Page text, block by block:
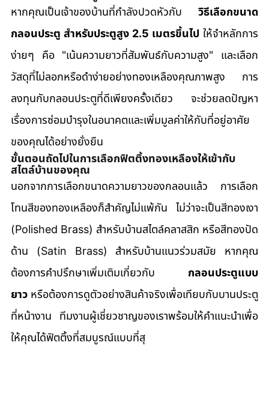
หากคุณเป็นเจ้าของบ้านที่กำลังปวดหัวกับ วิธีเลือกขนาด
กลอนประตู สำหรับประตูสูง 2.5 เมตรขึ้นไป ให้จำหลักการ
ง่ายๆ คือ "เน้นความยาวที่สัมพันธ์กับความสูง" และเลือก
วัสดุที่ไม่ลอกหรือดำง่ายอย่างทองเหลืองคุณภาพสูง การ
ลงทุนกับกลอนประตูที่ดีเพียงครั้งเดียว จะช่วยลดปัญหา
เรื่องการซ่อมบำรุงในอนาคตและเพิ่มมูลค่าให้กับที่อยู่อาศัย
ของคุณได้อย่างยั่งยืน
ขั้นตอนถัดไปในการเลือกฟิตติ้งทองเหลืองให้เข้ากับ
สไตล์บ้านของคุณ
นอกจากการเลือกขนาดความยาวของกลอนแล้ว การเลือก
โทนสีของทองเหลืองก็สำคัญไม่แพ้กัน ไม่ว่าจะเป็นสีทองเงา
(Polished Brass) สำหรับบ้านสไตล์คลาสสิก หรือสีทองปัด
ด้าน (Satin Brass) สำหรับบ้านแนวร่วมสมัย หากคุณ
ต้องการคำปรึกษาเพิ่มเติมเกี่ยวกับ กลอนประตูแบบ
ยาว หรือต้องการดูตัวอย่างสินค้าจริงเพื่อเทียบกับบานประตู
ที่หน้างาน ทีมงานผู้เชี่ยวชาญของเราพร้อมให้คำแนะนำเพื่อ
ให้คุณได้ฟิตติ้งที่สมบูรณ์แบบที่สุ